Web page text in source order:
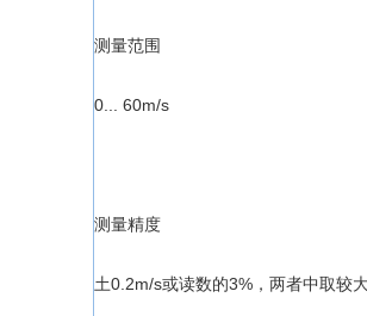
测量范围
0... 60m/s
测量精度
土0.2m/s或读数的3%，两者中取较